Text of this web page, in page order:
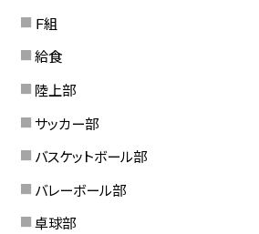
Ｆ組
給食
陸上部
サッカー部
バスケットボール部
バレーボール部
卓球部